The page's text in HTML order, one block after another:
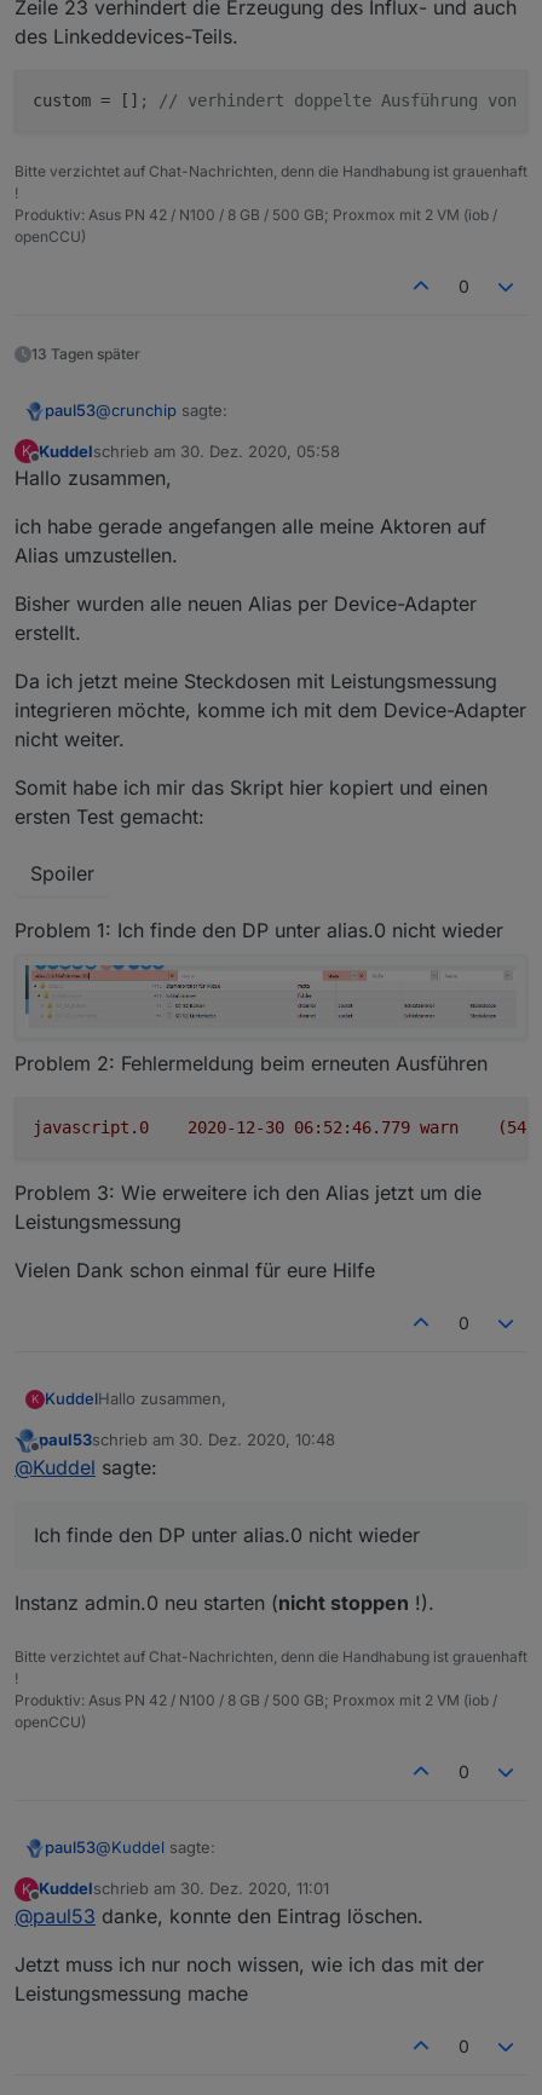
        "number_to_duration_format": "",
        "number_to_multi_condition": "",
        "boolean_to_string_value_false": "",
        "string_prefix": "",
        "string_to_boolean_value_false": "",
        "string_to_number_calculation": "",
        "string_to_duration_format": "",
        "string_to_datetime_parser": "",
        "string_to_datetime_format": ""
    "alias": {
"id": "linux-
      "read": "val ? 1 : 0"
  },
  "user": "system.user.admin",
  "ts": 1608037099330,
"_id": "alias.0.linux-
  "acl": {
    "state": 1636,
    "owner": "system.user.admin",
Zeile 23 verhindert die Erzeugung des Influx- und auch
des Linkeddevices-Teils.
custom = [] ; // verhindert doppelte Ausführung
Bitte verzichtet auf Chat-Nachrichten, denn die Handhabung ist grauenhaft
!
Produktiv: Asus PN 42 / N100 / 8 GB / 500 GB; Proxmox mit 2 VM (iob /
openCCU)
0
13 Tagen später
paul53@crunchip sagte:
wennn du per Script erstellst, lässt du den Part für
Zeile 23 verhindert die Erzeugung des Influx- und auch
des Linkeddevices-Teils.
K
Offline
Kuddelschrieb am 30. Dez. 2020, 05:58
zuletzt editiert von
Hallo zusammen,
ich habe gerade angefangen alle meine Aktoren auf
Alias umzustellen.
Bisher wurden alle neuen Alias per Device-Adapter
erstellt.
Da ich jetzt meine Steckdosen mit Leistungsmessung
integrieren möchte, komme ich mit dem Device-Adapter
nicht weiter.
Somit habe ich mir das Skript hier kopiert und einen
ersten Test gemacht:
Spoiler
Problem 1: Ich finde den DP unter alias.0 nicht wieder
Problem 2: Fehlermeldung beim erneuten Ausführen
javascript.0 warn
Problem 3: Wie erweitere ich den Alias jetzt um die
Leistungsmessung
Vielen Dank schon einmal für eure Hilfe
0
K KuddelHallo zusammen,
ich habe gerade angefangen alle meine Aktoren auf
Alias umzustellen.
Da ich jetzt meine Steckdosen mit Leistungsmessung
ersten Test gemacht:
Spoiler
Leistungsmessung
Vielen Dank schon einmal für eure Hilfe
Offline
paul53schrieb am 30. Dez. 2020, 10:48
zuletzt editiert von
@Kuddel sagte:
Ich finde den DP unter alias.0 nicht wieder
Instanz admin.0 neu starten (nicht stoppen !).
Bitte verzichtet auf Chat-Nachrichten, denn die Handhabung ist grauenhaft
!
Produktiv: Asus PN 42 / N100 / 8 GB / 500 GB; Proxmox mit 2 VM (iob /
openCCU)
0
paul53@Kuddel sagte:
Ich finde den DP unter alias.0 nicht wieder
Instanz admin.0 neu starten (nicht stoppen !).
K
Offline
Kuddelschrieb am 30. Dez. 2020, 11:01
zuletzt editiert von
@paul53 danke, konnte den Eintrag löschen.
Jetzt muss ich nur noch wissen, wie ich das mit der
Leistungsmessung mache
0